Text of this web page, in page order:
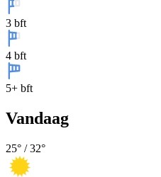
3 bft
4 bft
5+ bft
Vandaag
25° /32°